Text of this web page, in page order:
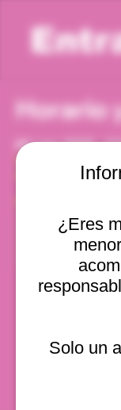
¿Eres
Solo un
Horario
04 ago 2026,
Viña del Mar,
Valparaíso, Chile